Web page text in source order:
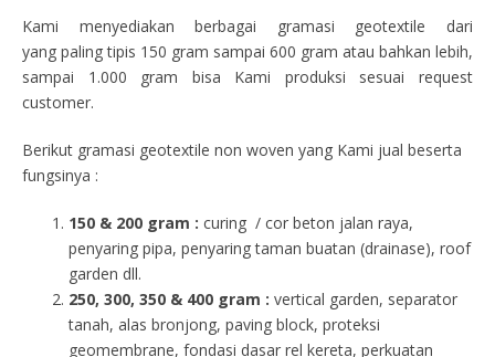
Kami menyediakan berbagai gramasi geotextile dari
yang paling tipis 150 gram sampai 600 gram atau bahkan lebih,
sampai 1.000 gram bisa Kami produksi sesuai request
customer.
Berikut gramasi geotextile non woven yang Kami jual beserta
fungsinya :
150 & 200 gram : curing / cor beton jalan raya,
penyaring pipa, penyaring taman buatan (drainase), roof
garden dll.
250, 300, 350 & 400 gram : vertical garden, separator
tanah, alas bronjong, paving block, proteksi
geomembrane, fondasi dasar rel kereta, perkuatan